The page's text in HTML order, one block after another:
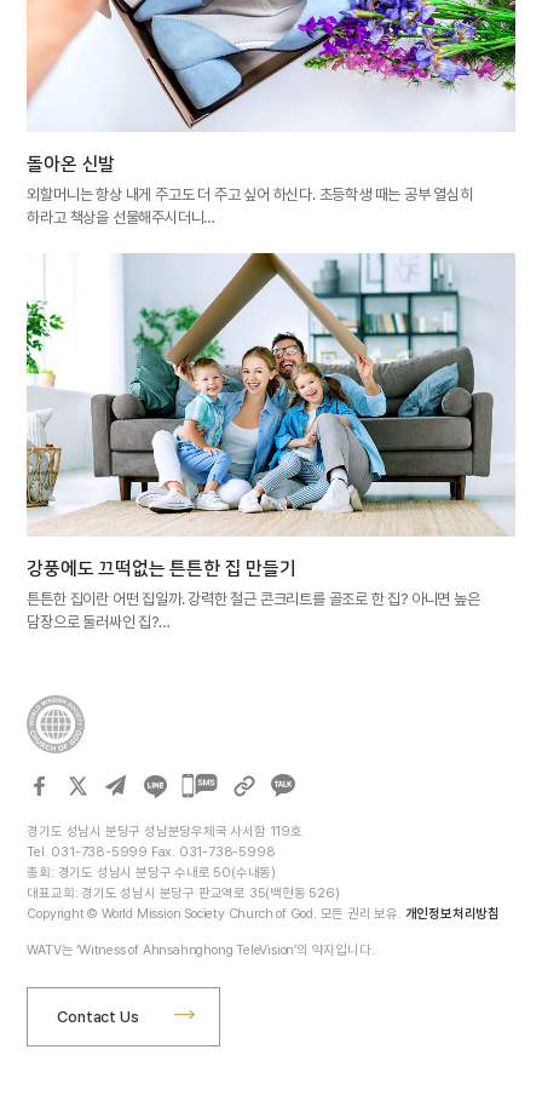
돌아온 신발
외할머니는 항상 내게 주고도 더 주고 싶어 하신다. 초등학생 때는 공부 열심히
하라고 책상을 선물해주시더니…
강풍에도 끄떡없는 튼튼한 집 만들기
튼튼한 집이란 어떤 집일까. 강력한 철근 콘크리트를 골조로 한 집? 아니면 높은
담장으로 둘러싸인 집?…
카카오톡
경기도 성남시 분당구 성남분당우체국 사서함 119호
Tel. 031-738-5999 Fax. 031-738-5998
총회: 경기도 성남시 분당구 수내로 50(수내동)
대표교회: 경기도 성남시 분당구 판교역로 35(백현동 526)
Copyright © World Mission Society Church of God. 모든 권리 보유. 개인정보처리방침
WATV는 ‘Witness of Ahnsahnghong TeleVision’의 약자입니다.
Contact Us